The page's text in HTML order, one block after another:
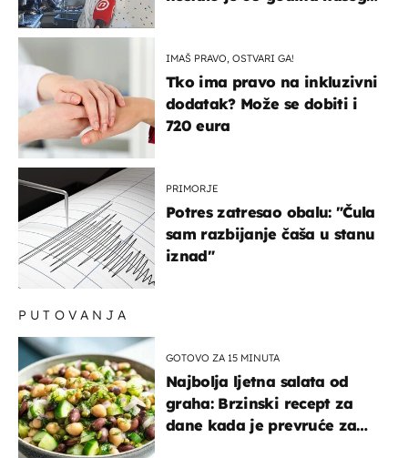
IMAŠ PRAVO, OSTVARI GA!
Tko ima pravo na inkluzivni
dodatak? Može se dobiti i
720 eura
PRIMORJE
Potres zatresao obalu: "Čula
sam razbijanje čaša u stanu
iznad"
PUTOVANJA
GOTOVO ZA 15 MINUTA
Najbolja ljetna salata od
graha: Brzinski recept za
dane kada je prevruće za